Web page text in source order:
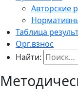
Авторские
Таблица
Орг.взнос
Найти: